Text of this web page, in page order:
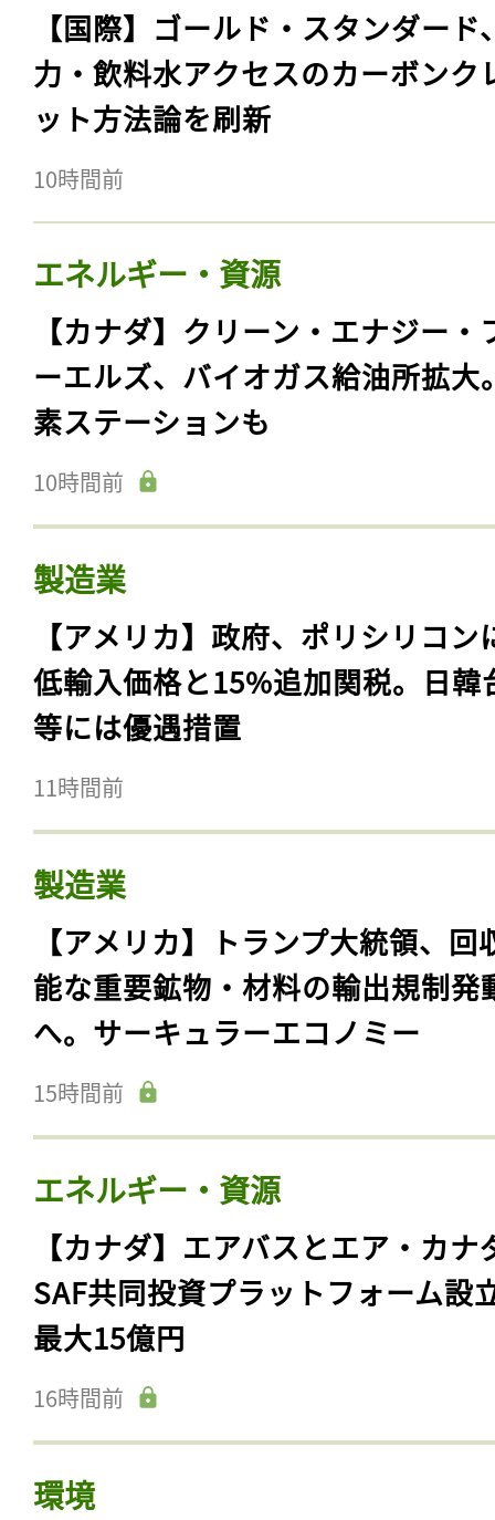
【国際】ゴールド・スタンダード
力・飲料水アクセスのカーボンク
ット方法論を刷新
10時間前
エネルギー・資源
【カナダ】クリーン・エナジー・
ーエルズ、バイオガス給油所拡大
素ステーションも
10時間前
製造業
【アメリカ】政府、ポリシリコン
低輸入価格と15%追加関税。日韓
等には優遇措置
11時間前
製造業
【アメリカ】トランプ大統領、回
能な重要鉱物・材料の輸出規制発
へ。サーキュラーエコノミー
15時間前
エネルギー・資源
【カナダ】エアバスとエア・カナ
SAF共同投資プラットフォーム設
最大15億円
16時間前
環境